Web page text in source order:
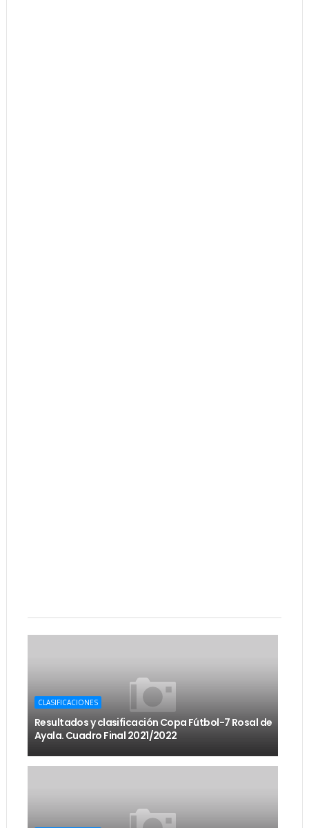
CLASIFICACIONES
Resultados y clasificación Copa Fútbol-7 Rosal de
Ayala. Cuadro Final 2021/2022